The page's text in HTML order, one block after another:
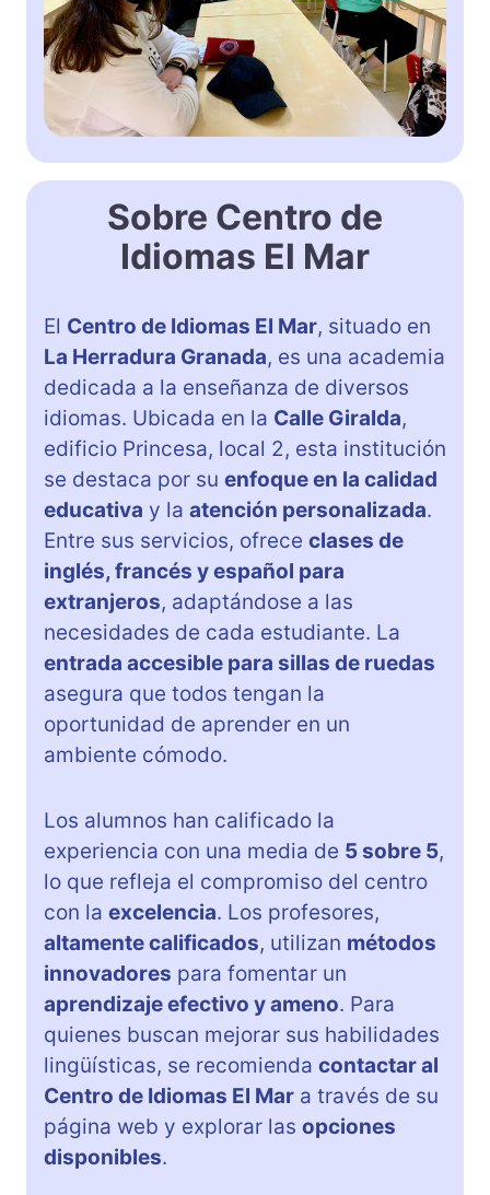
Sobre Centro de
Idiomas El Mar
El Centro de Idiomas El Mar, situado en
La Herradura Granada, es una academia
dedicada a la enseñanza de diversos
idiomas. Ubicada en la Calle Giralda,
edificio Princesa, local 2, esta institución
se destaca por su enfoque en la calidad
educativa y la atención personalizada.
Entre sus servicios, ofrece clases de
inglés, francés y español para
extranjeros, adaptándose a las
necesidades de cada estudiante. La
entrada accesible para sillas de ruedas
asegura que todos tengan la
oportunidad de aprender en un
ambiente cómodo.
Los alumnos han calificado la
experiencia con una media de 5 sobre 5,
lo que refleja el compromiso del centro
con la excelencia. Los profesores,
altamente calificados, utilizan métodos
innovadores para fomentar un
aprendizaje efectivo y ameno. Para
quienes buscan mejorar sus habilidades
lingüísticas, se recomienda contactar al
Centro de Idiomas El Mar a través de su
página web y explorar las opciones
disponibles.